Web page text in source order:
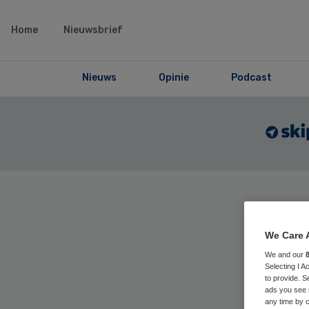
Home Nieuwsbrief
Nieuws Opinie Podcast
We Care
We and our
Selecting I
to provide.
ads you see
any time by